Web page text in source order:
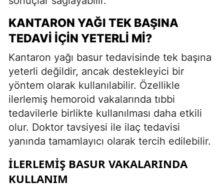
KANTARON YAĞI TEK BAŞINA
TEDAVI İÇIN YETERLI MI?
Kantaron yağı basur tedavisinde tek başına
yeterli değildir, ancak destekleyici bir
yöntem olarak kullanılabilir. Özellikle
ilerlemiş hemoroid vakalarında tıbbi
tedavilerle birlikte kullanılması daha etkili
olur. Doktor tavsiyesi ile ilaç tedavisi
yanında tamamlayıcı olarak tercih edilebilir.
İLERLEMIŞ BASUR VAKALARINDA
KULLANIM